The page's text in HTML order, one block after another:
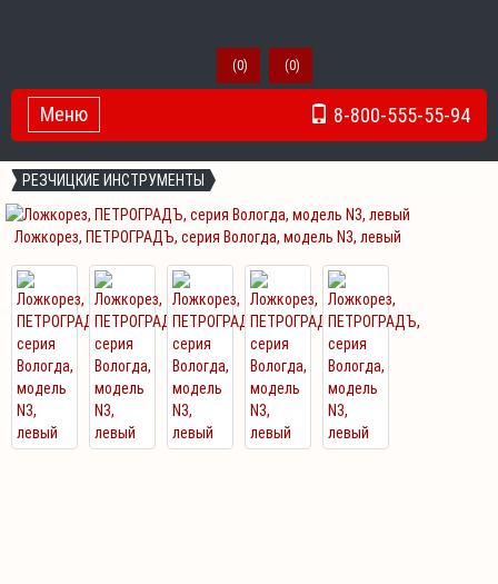
(0) (0)
8-800-555-55-94
Toggle Navigation
Меню
РЕЗЧИЦКИЕ ИНСТРУМЕНТЫ
Ложкорез, ПЕТРОГРАДЪ, серия Вологда, модель N3, левый